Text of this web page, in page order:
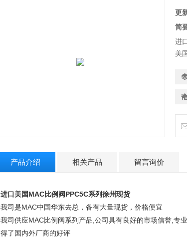
更
简
进
美
是
产品介绍 相关产品 留言询价
进口美国MAC比例阀PPC5C系列徐州现货
我司是MAC中国华东去总，备有大量现货，价格便宜
我司供应MAC比例阀系列产品,公司具有良好的市场信誉,专
得了国内外厂商的好评